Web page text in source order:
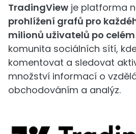
TradingView je platforma
prohlížení grafů pro
milionů uživatelů po
komunita sociálních sítí,
komentovat a sledovat
množství informací o
obchodováním a analýz.